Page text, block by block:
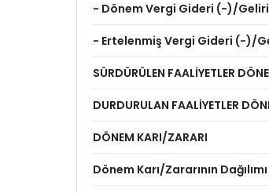
- Dönem Vergi Gideri (-)/Geliri
- Ertelenmiş Vergi Gideri (-)/
SÜRDÜRÜLEN FAALİYETLER
DURDURULAN FAALİYETLER
DÖNEM KARI/ZARARI
Dönem Karı/Zararının Dağılımı